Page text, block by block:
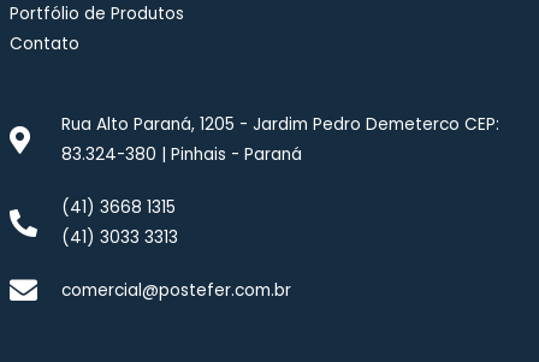
Portfólio de Produtos
Contato
Rua Alto Paraná, 1205 - Jardim Pedro Demeterco CEP:
83.324-380 | Pinhais - Paraná
(41) 3668 1315
(41) 3033 3313
comercial@postefer.com.br